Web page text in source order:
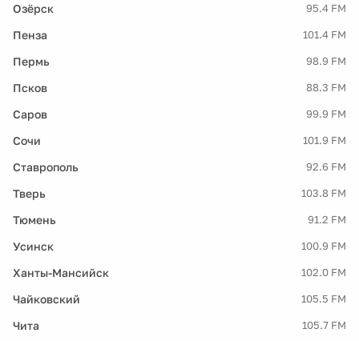
Озёрск 95.4 FM
Пенза 101.4 FM
Пермь 98.9 FM
Псков 88.3 FM
Саров 99.9 FM
Сочи 101.9 FM
Ставрополь 92.6 FM
Тверь 103.8 FM
Тюмень 91.2 FM
Усинск 100.9 FM
Ханты-Мансийск 102.0 FM
Чайковский 105.5 FM
Чита 105.7 FM